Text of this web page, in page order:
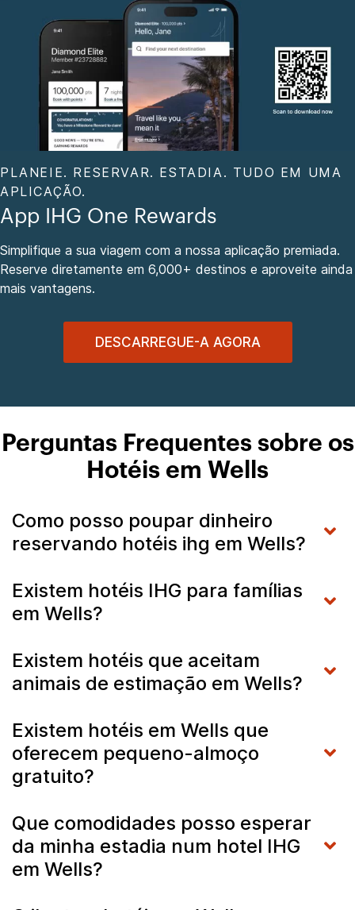
PLANEIE. RESERVAR. ESTADIA. TUDO EM UMA
APLICAÇÃO.
App IHG One Rewards
Simplifique a sua viagem com a nossa aplicação premiada.
Reserve diretamente em 6,000+ destinos e aproveite ainda
mais vantagens.
DESCARREGUE-A AGORA
Perguntas Frequentes sobre os
Hotéis em Wells
Como posso poupar dinheiro
reservando hotéis ihg em Wells?
Existem hotéis IHG para famílias
em Wells?
Existem hotéis que aceitam
animais de estimação em Wells?
Existem hotéis em Wells que
oferecem pequeno-almoço
gratuito?
Que comodidades posso esperar
da minha estadia num hotel IHG
em Wells?